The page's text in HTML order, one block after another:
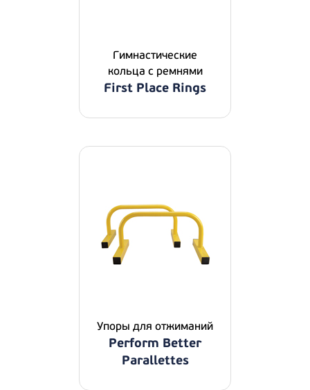
Гимнастические
кольца с ремнями
First Place Rings
Упоры для отжиманий
Perform Better
Parallettes